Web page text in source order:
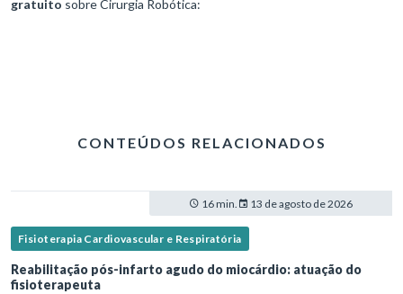
gratuito sobre Cirurgia Robótica:
CONTEÚDOS RELACIONADOS
16 min. 13 de agosto de 2026
Fisioterapia Cardiovascular e Respiratória
Reabilitação pós-infarto agudo do miocárdio: atuação do
fisioterapeuta